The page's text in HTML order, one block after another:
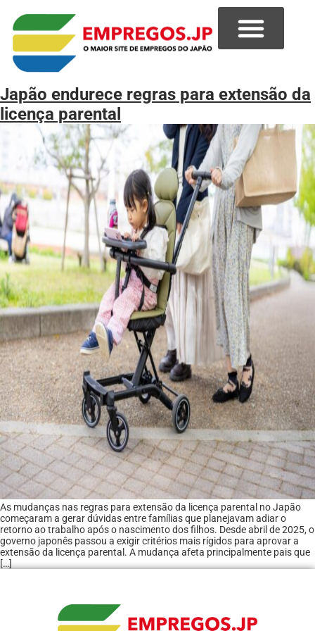
Japão endurece regras para extensão da
licença parental
As mudanças nas regras para extensão da licença parental no Japão
começaram a gerar dúvidas entre famílias que planejavam adiar o
retorno ao trabalho após o nascimento dos filhos. Desde abril de 2025, o
governo japonês passou a exigir critérios mais rígidos para aprovar a
extensão da licença parental. A mudança afeta principalmente pais que
[…]